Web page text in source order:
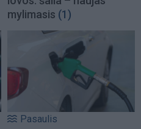
mylimasis (1)
Pasaulis